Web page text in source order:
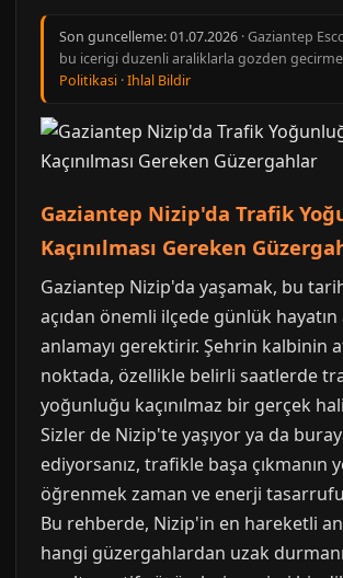
Son guncelleme:01.07.2026 · Gaziantep
bu icerigi duzenli araliklarla gozden
Politikasi ·Ihlal Bildir
Gaziantep Nizip'da Trafik
Kaçınılması Gereken
Gaziantep Nizip'da yaşamak, bu
açıdan önemli ilçede günlük hayatın
anlamayı gerektirir. Şehrin kalbinin
noktada, özellikle belirli saatlerde
yoğunluğu kaçınılmaz bir gerçek
Sizler de Nizip'te yaşıyor ya da
ediyorsanız, trafikle başa çıkmanın
öğrenmek zaman ve enerji
Bu rehberde, Nizip'in en hareketli
hangi güzergahlardan uzak